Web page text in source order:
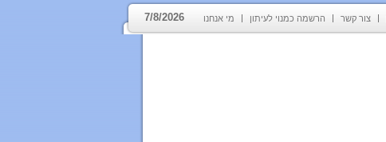
צור קשר הרשמה כמנוי לעיתון מי אנחנו 7/8/2026